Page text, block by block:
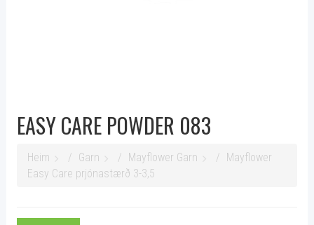
EASY CARE POWDER 083
Heim Garn Mayflower Garn
Mayflower
Easy Care prjónastærð 3-3,5